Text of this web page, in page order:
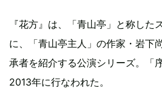
『花方』は、「青山亭」と称した
に、「青山亭主人」の作家・岩下
承者を紹介する公演シリーズ。「
2013年に行なわれた。